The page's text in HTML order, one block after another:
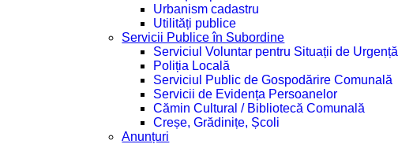
Urbanism cadastru
Utilități publice
Servicii Publice în Subordine
Serviciul Voluntar pentru Situații de Urgență
Poliția Locală
Serviciul Public de Gospodărire Comunală
Servicii de Evidența Persoanelor
Cămin Cultural / Bibliotecă Comunală
Creșe, Grădinițe, Școli
Anunțuri